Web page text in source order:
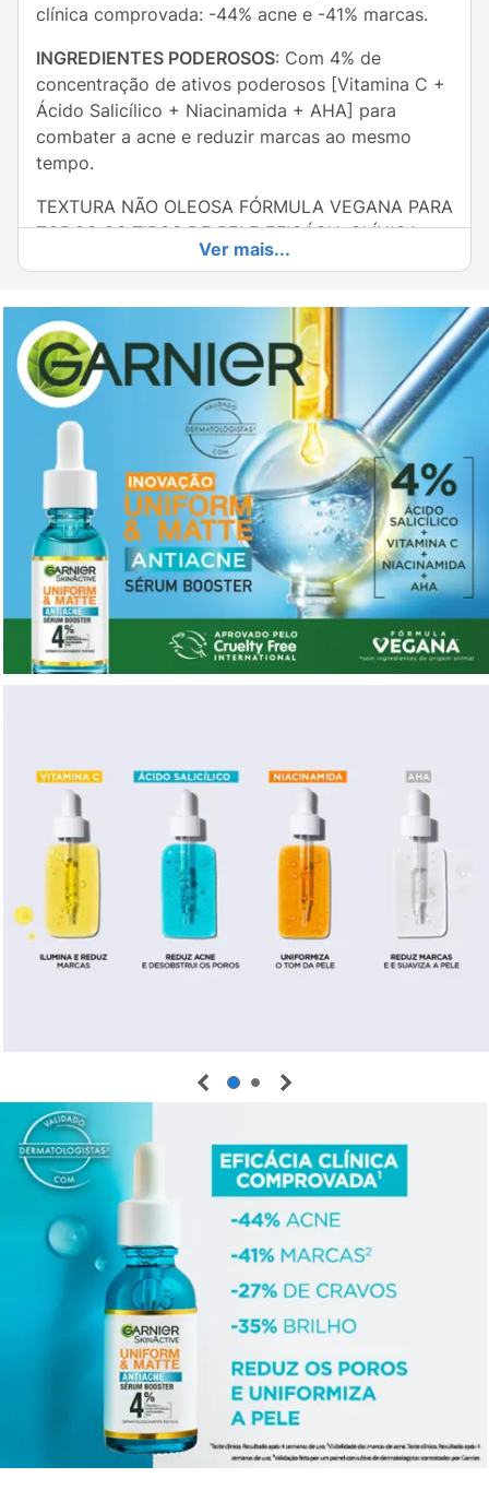
clínica comprovada: -44% acne e -41% marcas.
INGREDIENTES PODEROSOS: Com 4% de
concentração de ativos poderosos [Vitamina C +
Ácido Salicílico + Niacinamida + AHA] para
combater a acne e reduzir marcas ao mesmo
tempo.
TEXTURA NÃO OLEOSA FÓRMULA VEGANA PARA
TODOS OS TIPOS DE PELE EFICÁCIA CLÍNICA
Benefícios: -Eficácia clínica comprovada: -44%
acne e -41% marcas -Combate a acne e reduz
marcas ao mesmo tempo -Fórmula vegana -
Dermatologicamente testado
Tecnologia: Com ÁCIDO SALICÍLICO: Conhecido
por sua propriedade antibacteriana e por ajudar a
combater cravos e espinhas.
Com VITAMINA C: Conhecida por suas
propriedades antioxidantes, ajuda a reduzir
marcas relacionadas a imperfeições.
Com NIACINAMIDA: Hidratação da pele.
Modo de Uso:
Aplicar 4 gotas sobre a palma da
Composição/Material:967593 14 -
INGREDIENTES: AQUA / WATER, ALCOHOL,
NIACINAMIDE, GLYCERIN, PROPANEDIOL,
LINALOOL, GERANIOL, SODIUM HYDROXIDE,
SALICYLIC ACID, ASCORBYL GLUCOSIDE,
LIMONENE, HYDROXYPROPYL GUAR,
HYDROXYACETOPHENONE,
HYDROXYETHYLPIPERAZINE ETHANE SULFONIC
BENZYL ALCOHOL, PEG-60 HYDROGENATED
CASTOR OIL, PARFUM / FRAGRANCE. (F.I.L.
Z70019758/1).
INGREDIENTES:
ÁGUA, ÁLCOOL, NICOTINAMIDA,
GLICEROL, PROPANODIOL, LINALOL, GERANIOL,
HIDRÓXIDO DE SÓDIO, ÁCIDO SALICÍLICO,
ASCORBIL GLICOSÍDEO, LIMONENO, GOMA
GUAR, HIDROXIACETOFENONA, ÁCIDO
SULFÔNICO HIDROXIETILPIPERAZINA ETANO,
EXTRATO DE FRUTO DE CITRUS LIMON, ÁCIDO
LÁCTICO, ÁCIDO FÍTICO, SALICILATO DE
BENZILA, ÁLCOOL BENZÍLICO, ÓLEO DE RÍCINO
HIDROGENADO ETOXILADO, PERFUME.
Ver mais...